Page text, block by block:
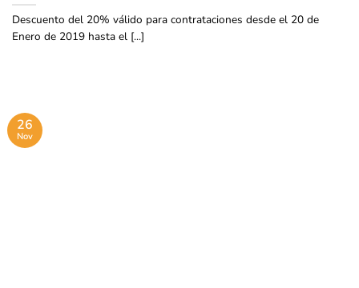
Descuento del 20% válido para contrataciones desde el 20 de
Enero de 2019 hasta el [...]
26
Nov